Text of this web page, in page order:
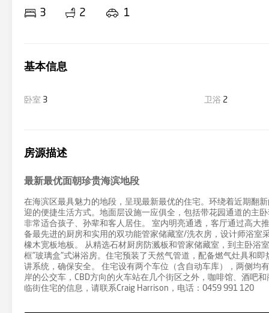
3 2 1
基本信息
卧室 3 卫浴 2
房源描述
最新最优面朝珍贵海滨地段
在海滨区最具魅力的地段，呈现最新最优的住宅。环绕着近期翻
迎的便捷生活方式。地面层设施一应俱全，包括带花园通道的主
非常适合孩子、孙辈和客人居住。 室内明亮通透，客厅通过高大
备最先进的厨房和实用的双功能管家储藏室/洗衣房，设计师浴室
橡木宽板地板。 从精选石材厨房防溅板和管家储藏室，到主卧浴
框"玻璃盒"式淋浴房。住宅预装了天然气管道，配备燃气灶具和
讲系统，确保安全。 住宅设有两个车位（含自动车库），两侧均
岸的公交车，CBD方向的火车站在几个街区之外，咖啡馆、酒吧
临街住宅的信息，请联系Craig Harrison，电话：0459 991 120